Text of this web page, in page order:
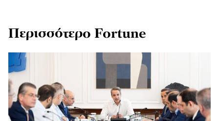
Περισσότερο Fortune